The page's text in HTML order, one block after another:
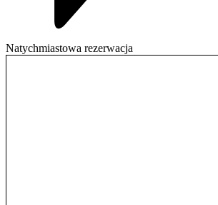
Natychmiastowa rezerwacja